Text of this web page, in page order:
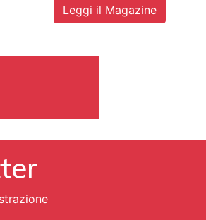
Leggi il Magazine